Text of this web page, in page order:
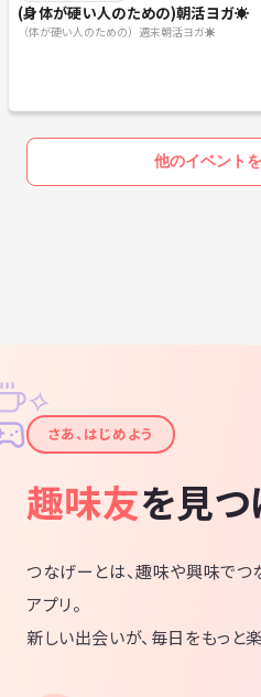
(身体が硬い人のための)朝活ヨガ☀️
（体が硬い人のための）週末朝活ヨガ☀️
他のイベント
✦
✧
さあ、はじめよう
趣味友を見つ
つなげーとは、趣味や興味でつ
アプリ。
新しい出会いが、毎日をもっと楽